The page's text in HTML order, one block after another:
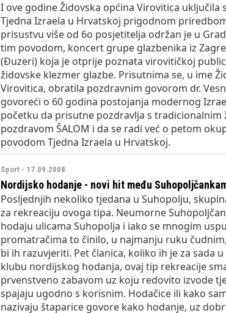
I ove godine Židovska općina Virovitica uključila
Tjedna Izraela u Hrvatskoj prigodnom
prisustvu više od 6o posjetitelja održan je u
tim povodom, koncert grupe glazbenika iz
(Đuzeri) koja je otprije poznata virovitičkoj
židovske klezmer glazbe. Prisutnima se, u ime
Virovitica, obratila pozdravnim govorom dr.
govoreći o 60 godina postojanja modernog
početku da prisutne pozdravlja s tradicionalnim
pozdravom ŠALOM i da se radi već o petom
povodom Tjedna Izraela u Hrvatskoj.
Sport - 17.09.2008.
Nordijsko hodanje - novi hit među
Posljednjih nekoliko tjedana u Suhopolju,
za rekreaciju ovoga tipa. Neumorne
hodaju ulicama Suhopolja i iako se mnogim
promatračima to činilo, u najmanju ruku
bi ih razuvjeriti. Pet članica, koliko ih je za sada
klubu nordijskog hodanja, ovaj tip rekreacije
prvenstveno zabavom uz koju redovito izvode
spajaju ugodno s korisnim. Hodačice ili kako
nazivaju štaparice govore kako hodanje, uz